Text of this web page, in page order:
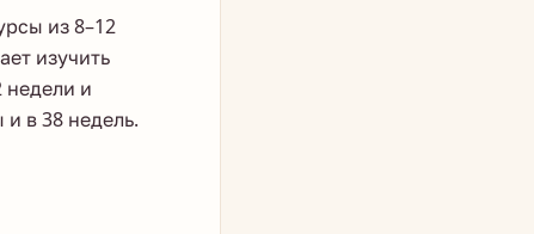
из 8–12
изучить
недели и
в 38 недель.